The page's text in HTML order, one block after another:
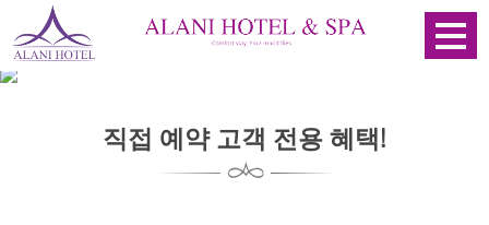
직접 예약 고객 전용 혜택!